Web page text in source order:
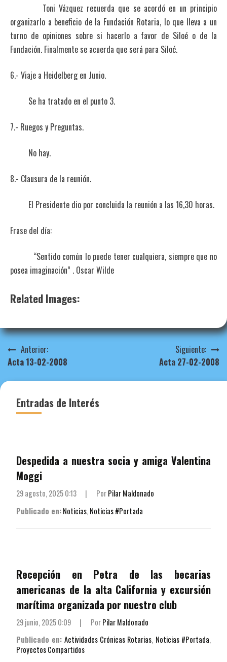
Toni Vázquez recuerda que se acordó en un principio
organizarlo a beneficio de la Fundación Rotaria, lo que lleva a un
turno de opiniones sobre si hacerlo a favor de Siloé o de la
Fundación. Finalmente se acuerda que será para Siloé.
6.- Viaje a Heidelberg en Junio.
Se ha tratado en el punto 3.
7.- Ruegos y Preguntas.
No hay.
8.- Clausura de la reunión.
El Presidente dio por concluida la reunión a las 16,30 horas.
Frase del día:
“Sentido común lo puede tener cualquiera, siempre que no
posea imaginación” . Oscar Wilde
Related Images:
Navegación
de
Anterior:
Acta 13-02-2008
Siguiente:
Acta 27-02-2008
Entradas de Interés
Despedida a nuestra socia y amiga Valentina
Moggi
29 agosto, 2025 0:13 | PorPilar Maldonado
Publicado en:Noticias, Noticias #Portada
Recepción en Petra de las becarias
americanas de la alta California y excursión
marítima organizada por nuestro club
29 junio, 2025 0:09 | PorPilar Maldonado
Publicado en: Actividades Crónicas Rotarias, Noticias #Portada,
Proyectos Compartidos